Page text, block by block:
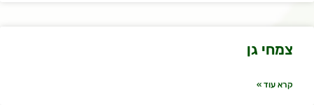
צמחי גן
קרא עוד »